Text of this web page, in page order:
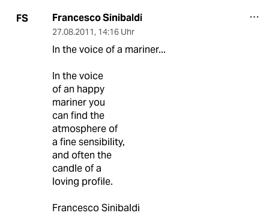
FS Francesco Sinibaldi
27.08.2011, 14:16 Uhr
In the voice of a mariner...
In the voice
of an happy
mariner you
can find the
atmosphere of
a fine sensibility,
and often the
candle of a
loving profile.
Francesco Sinibaldi